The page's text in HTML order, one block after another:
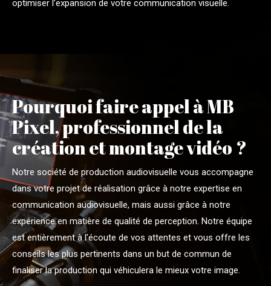
optimiser l’expansion de votre communication visuelle.
Pourquoi faire appel à MB
Pixel, professionnel de la
création et montage vidéo ?
Notre société de production audiovisuelle vous accompagne
dans votre projet de réalisation grâce à notre expertise en
communication audiovisuelle, mais aussi grâce à notre
expérience en matière de qualité de perception. Notre équipe
est entièrement à l’écoute de vos attentes et vous offre les
conseils les plus pertinents dans un but de commun de
finaliser la production qui véhiculera le mieux votre image.